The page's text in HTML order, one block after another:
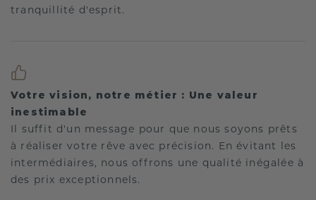
tranquillité d'esprit.
Votre vision, notre métier : Une valeur
inestimable
Il suffit d'un message pour que nous soyons prêts
à réaliser votre rêve avec précision. En évitant les
intermédiaires, nous offrons une qualité inégalée à
des prix exceptionnels.